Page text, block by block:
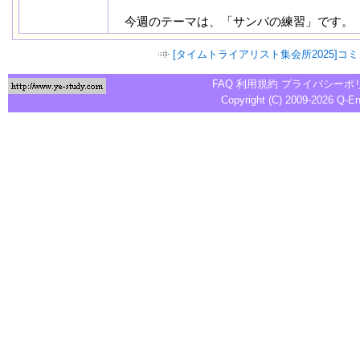
今週のテーマは、「サンバの練習」です。
[タイムトライアリスト集会所2025]コ
FAQ 利用規約 プライバシーポ
Copyright (C) 2009-2026 Q-